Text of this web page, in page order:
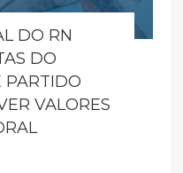
DO RN
DO
PARTIDO
VALORES